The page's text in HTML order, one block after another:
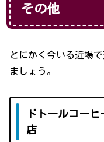
その他
とにかく今いる近場
ましょう。
ドトールコー
店